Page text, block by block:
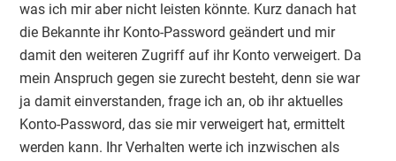
was ich mir aber nicht leisten könnte. Kurz danach hat
die Bekannte ihr Konto-Password geändert und mir
damit den weiteren Zugriff auf ihr Konto verweigert. Da
mein Anspruch gegen sie zurecht besteht, denn sie war
ja damit einverstanden, frage ich an, ob ihr aktuelles
Konto-Password, das sie mir verweigert hat, ermittelt
werden kann. Ihr Verhalten werte ich inzwischen als